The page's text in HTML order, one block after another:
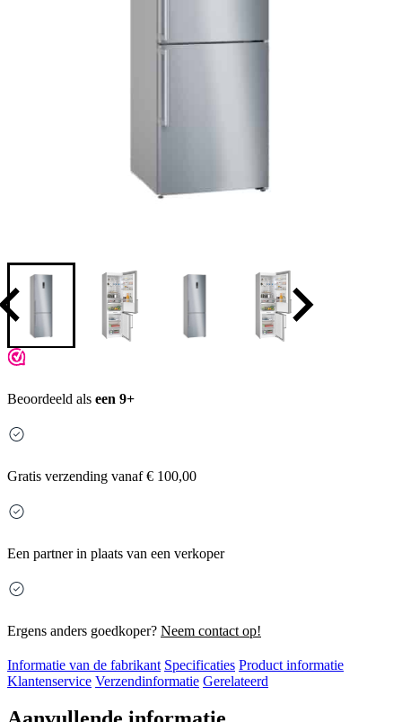
Beoordeeld als een 9+
Gratis verzending vanaf € 100,00
Een partner in plaats van een verkoper
Ergens anders goedkoper? Neem contact op!
Informatie van de fabrikant Specificaties Product informatie
Klantenservice Verzendinformatie Gerelateerd